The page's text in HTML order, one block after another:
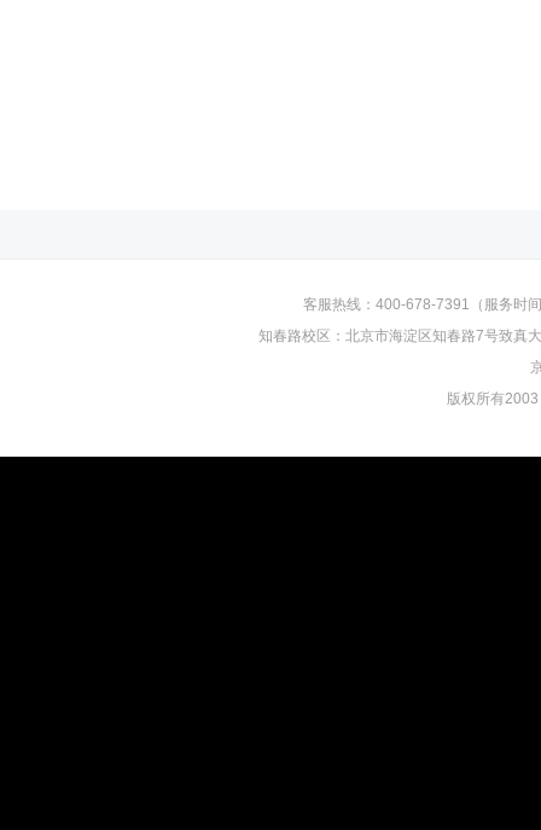
客服热线：400-678-7391（服务时
知春路校区：北京市海淀区知春路7号致
版权所有